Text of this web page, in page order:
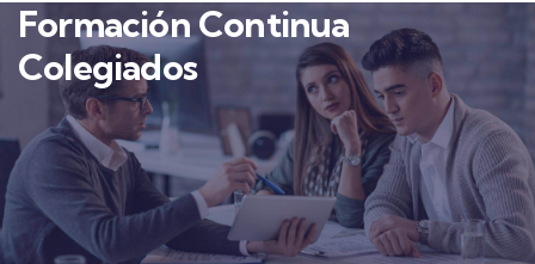
Formación Continua
Colegiados